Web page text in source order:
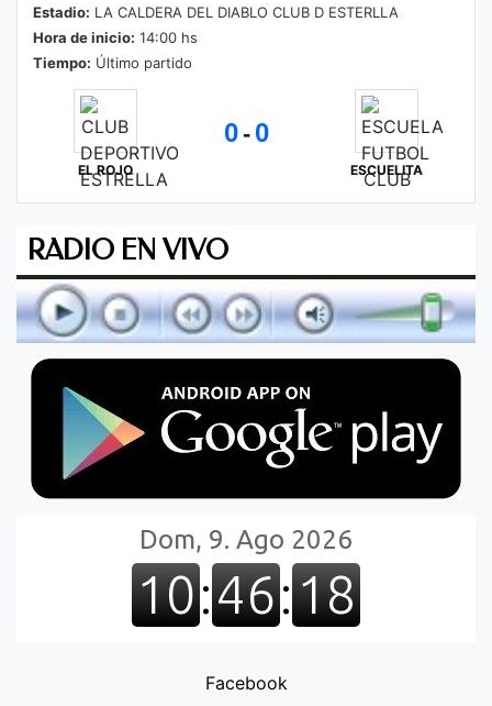
Estadio: LA CALDERA DEL DIABLO CLUB D ESTERLLA
Hora de inicio: 14:00 hs
Tiempo: Último partido
EL ROJO
0- 0
ESCUELITA
RADIO EN VIVO
Facebook